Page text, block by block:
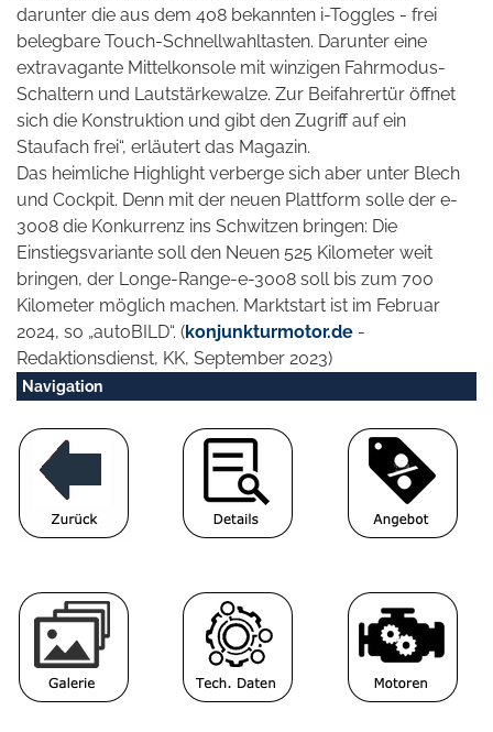
darunter die aus dem 408 bekannten i-Toggles - frei
belegbare Touch-Schnellwahltasten. Darunter eine
extravagante Mittelkonsole mit winzigen Fahrmodus-
Schaltern und Lautstärkewalze. Zur Beifahrertür öffnet
sich die Konstruktion und gibt den Zugriff auf ein
Staufach frei“, erläutert das Magazin.
Das heimliche Highlight verberge sich aber unter Blech
und Cockpit. Denn mit der neuen Plattform solle der e-
3008 die Konkurrenz ins Schwitzen bringen: Die
Einstiegsvariante soll den Neuen 525 Kilometer weit
bringen, der Longe-Range-e-3008 soll bis zum 700
Kilometer möglich machen. Marktstart ist im Februar
2024, so „autoBILD“. (konjunkturmotor.de -
Redaktionsdienst, KK, September 2023)
Navigation